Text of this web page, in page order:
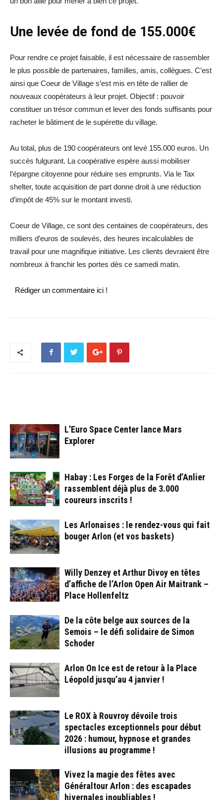
Une levée de fond de 155.000€
Pour rendre ce projet faisable, il est nécessaire de rassembler
le plus possible de partenaires, familles, amis, collègues. C’est
ainsi que Coeur de Village s’est mis en tête de rallier de
nouveaux coopérateurs à leur projet. Objectif : pouvoir
constituer un trésor commun et lever des fonds suffisants pour
racheter le bâtiment de le supérette du village.
Au total, plus de 190 coopérateurs ont levé 155.000 euros. Un
succès fulgurant. La coopérative espère aussi mobiliser
l’épargne citoyenne pour réduire ses emprunts. Via le Tax
shelter, toute acquisition de part donne droit à une réduction
d’impôt de 45% sur le montant investi.
Coeur de Village, ce sont des centaines de coopérateurs, des
milliers d’euros de soulevés, des heures incalculables de
travail pour une magnifique initiative. Les clients devraient être
nombreux à franchir les portes dès ce samedi matin.
Rédiger un commentaire ici !
L’Euro Space Center lance Mars
Explorer
Habay : Les Forges de la Forêt d’Anlier
rassemblent déjà plus de 3.000
coureurs inscrits !
Les Arlonaises : le rendez-vous qui fait
bouger Arlon (et vos baskets)
Willy Denzey et Arthur Divoy en têtes
d’affiche de l’Arlon Open Air Maitrank –
Place Hollenfeltz
De la côte belge aux sources de la
Semois – le défi solidaire de Simon
Schoder
Arlon On Ice est de retour à la Place
Léopold jusqu’au 4 janvier !
Le ROX à Rouvroy dévoile trois
spectacles exceptionnels pour début
2026 : humour, hypnose et grandes
illusions au programme !
Vivez la magie des fêtes avec
Généraltour Arlon : des escapades
hivernales inoubliables !